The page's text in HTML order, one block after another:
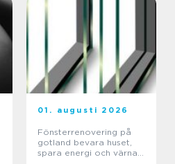
01. augusti 2026
Fönsterrenovering på
gotland bevara huset,
spara energi och värna